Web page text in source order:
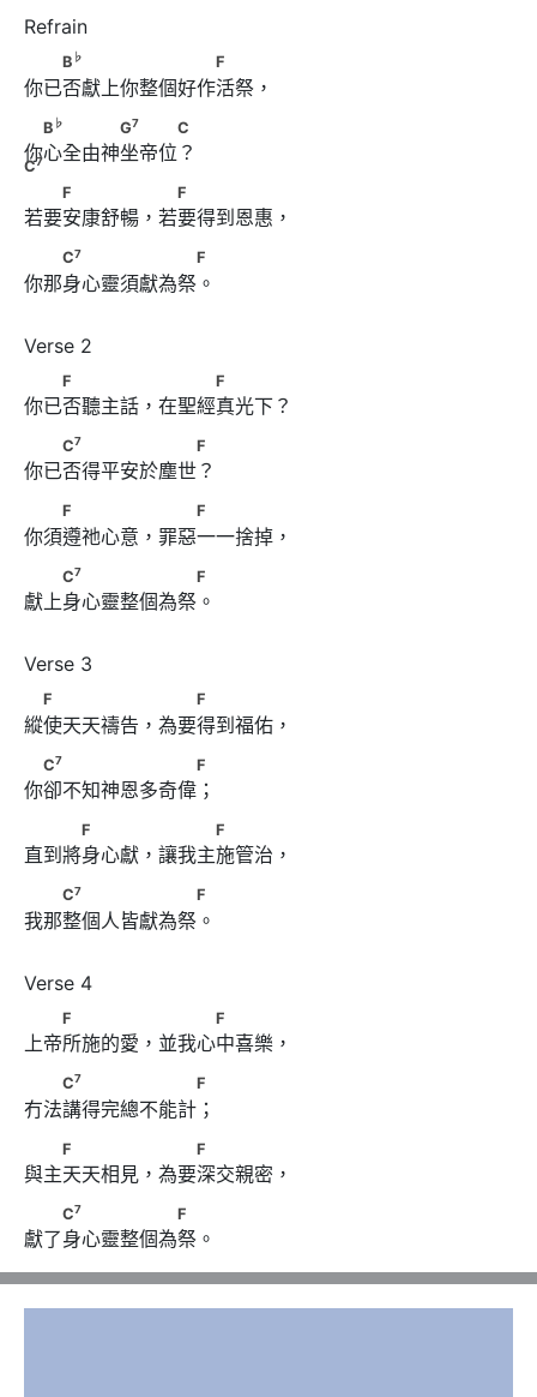
B ♭ F
B ♭ F
你已否獻上你整個好作活祭，
B ♭ G C  C
B ♭ G7 C
C7
你心全由神坐帝位？
F　　　　 　F
F F
若要安康舒暢，若要得到恩惠，
C7 F
C7 F
你那身心靈須獻為祭。
F　　　　 　　　F
F F
你已否聽主話，在聖經真光下？
C7 F
C7 F
你已否得平安於塵世？
F　　　　 　　F
F F
你須遵祂心意，罪惡一一捨掉，
C7 F
C7 F
獻上身心靈整個為祭。
F　　　　　 　　F
F F
縱使天天禱告，為要得到福佑，
C7 F
C7 F
你卻不知神恩多奇偉；
F　　　 　　　F
F F
直到將身心獻，讓我主施管治，
C7 F
C7 F
我那整個人皆獻為祭。
F　　　　 　　　F
F F
上帝所施的愛，並我心中喜樂，
C7 F
C7 F
冇法講得完總不能計；
F　　　　 　　F
F F
與主天天相見，為要深交親密，
C7 F
C7 F
獻了身心靈整個為祭。